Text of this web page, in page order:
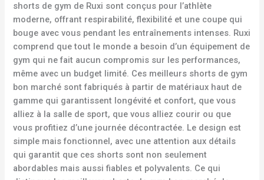
shorts de gym de Ruxi sont conçus pour l’athlète
moderne, offrant respirabilité, flexibilité et une coupe qui
bouge avec vous pendant les entraînements intenses. Ruxi
comprend que tout le monde a besoin d’un équipement de
gym qui ne fait aucun compromis sur les performances,
même avec un budget limité. Ces meilleurs shorts de gym
bon marché sont fabriqués à partir de matériaux haut de
gamme qui garantissent longévité et confort, que vous
alliez à la salle de sport, que vous alliez courir ou que
vous profitiez d’une journée décontractée. Le design est
simple mais fonctionnel, avec une attention aux détails
qui garantit que ces shorts sont non seulement
abordables mais aussi fiables et polyvalents. Ce qui